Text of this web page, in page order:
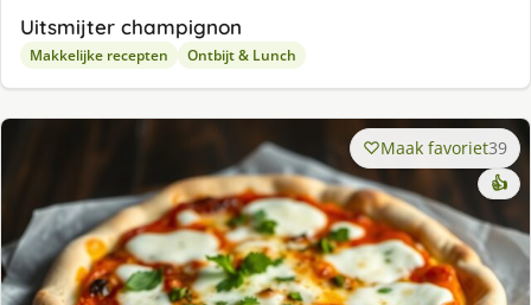
Uitsmijter champignon
Makkelijke recepten Ontbijt & Lunch
Maak favoriet39
👍